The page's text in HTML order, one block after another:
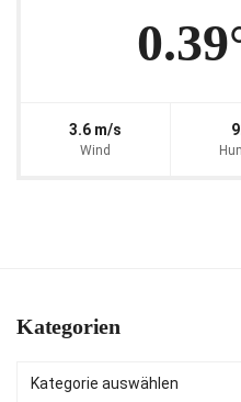
3.6 m/s
Wind
Kategorien
Kategorien